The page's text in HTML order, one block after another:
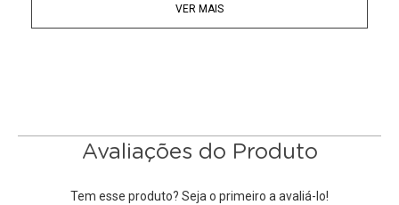
Encaixe universal para todas asLentes de Câmeras
sempre precedido por um símbolo "ø" (diâmetro).
VER MAIS
Avaliações do Produto
Tem esse produto? Seja o primeiro a avaliá-lo!